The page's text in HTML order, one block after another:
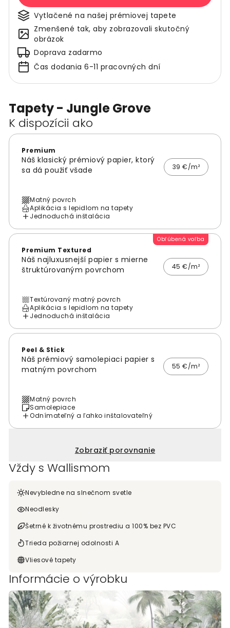
Tapety - Jungle Grove
K dispozícii ako
Premium
Náš klasický prémiový papier, ktorý
sa dá použiť všade
39 €/m²
Matný povrch
Aplikácia s lepidlom na tapety
Jednoduchá inštalácia
Obľúbená voľba
Premium Textured
Náš najluxusnejší papier s mierne
štruktúrovaným povrchom
45 €/m²
Textúrovaný matný povrch
Aplikácia s lepidlom na tapety
Jednoduchá inštalácia
Peel & Stick
Náš prémiový samolepiaci papier s
matným povrchom
55 €/m²
Matný povrch
Samolepiace
Odnímateľný a ľahko inštalovateľný
Zobraziť porovnanie
Vždy s Wallismom
Nevybledne na slnečnom svetle
Neodlesky
Šetrné k životnému prostrediu a 100% bez PVC
Trieda požiarnej odolnosti A
Vliesové tapety
Informácie o výrobku
Vytlačené na našej prémiovej tapete
Zmenšené tak, aby zobrazovali skutočný
obrázok
Doprava zadarmo
Čas dodania 6-11 pracovných dní